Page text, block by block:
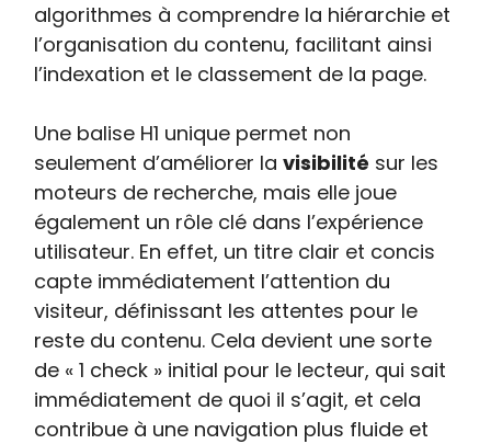
algorithmes à comprendre la hiérarchie et
l’organisation du contenu, facilitant ainsi
l’indexation et le classement de la page.
Une balise H1 unique permet non
seulement d’améliorer lavisibilité sur les
moteurs de recherche, mais elle joue
également un rôle clé dans l’expérience
utilisateur. En effet, un titre clair et concis
capte immédiatement l’attention du
visiteur, définissant les attentes pour le
reste du contenu. Cela devient une sorte
de « 1 check » initial pour le lecteur, qui sait
immédiatement de quoi il s’agit, et cela
contribue à une navigation plus fluide et